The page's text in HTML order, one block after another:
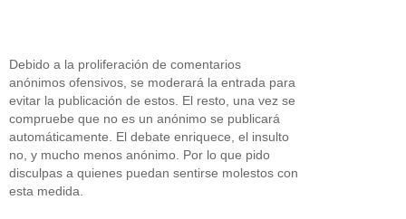
Debido a la proliferación de comentarios
anónimos ofensivos, se moderará la entrada para
evitar la publicación de estos. El resto, una vez se
compruebe que no es un anónimo se publicará
automáticamente. El debate enriquece, el insulto
no, y mucho menos anónimo. Por lo que pido
disculpas a quienes puedan sentirse molestos con
esta medida.